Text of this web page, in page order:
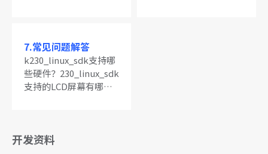
7.常见问题解答
k230_linux_sdk支持哪
些硬件？230_linux_sdk
支持的LCD屏幕有哪
本说明
开发资料